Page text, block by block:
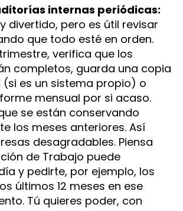
internas periódicas:
divertido, pero es útil revisar
que todo esté en orden.
verifica que los
completos, guarda una copia
es un sistema propio) o
mensual por si acaso.
se están conservando
los meses anteriores. Así
desagradables. Piensa
de Trabajo puede
y pedirte, por ejemplo, los
últimos 12 meses en ese
Tú quieres poder, con